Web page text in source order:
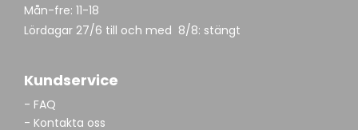
Mån-fre: 11-18
Lördagar 27/6 till och med 8/8: stängt
Kundservice
- FAQ
- Kontakta oss